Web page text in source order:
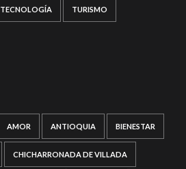
TECNOLOGÍA TURISMO
AMOR ANTIOQUIA BIENESTAR
CHICHARRONADA DE VILLADA